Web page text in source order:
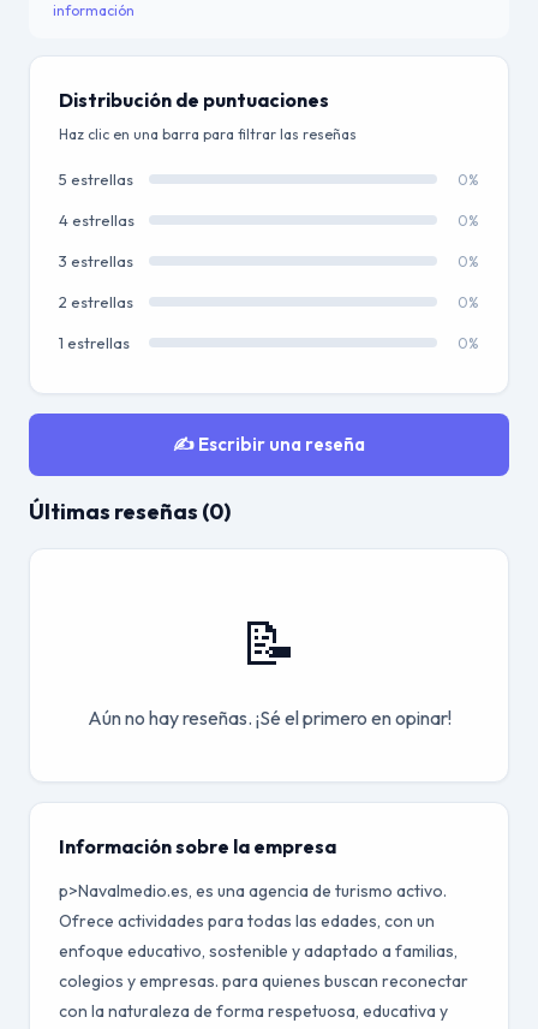
información
Distribución de puntuaciones
Haz clic en una barra para filtrar las reseñas
5 estrellas 0%
4 estrellas 0%
3 estrellas 0%
2 estrellas 0%
1 estrellas 0%
✍️ Escribir una reseña
Últimas reseñas (0)
📝
Aún no hay reseñas. ¡Sé el primero en opinar!
Información sobre la empresa
p>Navalmedio.es, es una agencia de turismo activo.
Ofrece actividades para todas las edades, con un
enfoque educativo, sostenible y adaptado a familias,
colegios y empresas. para quienes buscan reconectar
con la naturaleza de forma respetuosa, educativa y